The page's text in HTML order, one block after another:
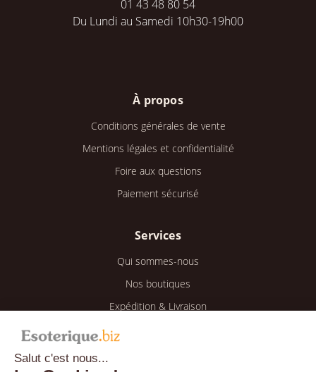
Salut c'est nous...
01 43 48 80 54
Du Lundi au Samedi 10h30-19h00
À propos
Conditions générales de vente
Mentions légales et confidentialité
Foire aux questions
Paiement sécurisé
Services
Qui sommes-nous
Nos boutiques
Expédition & Livraison
Retour & Remboursement